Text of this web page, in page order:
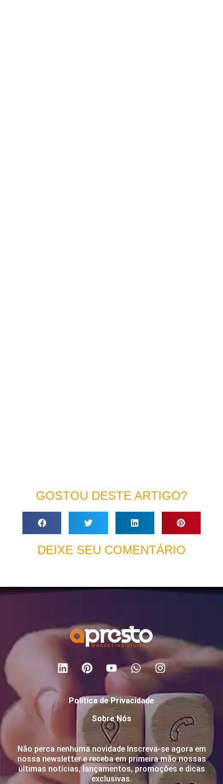
GOSTOU DESTE ARTIGO?
DEIXE SEU COMENTÁRIO
Política de Privacidade
Sobre Nós
Não perca nenhuma novidade Inscreva-se agora em
nossa newsletter e receba em primeira mão nossas
últimas notícias, lançamentos, promoções e dicas
exclusivas.